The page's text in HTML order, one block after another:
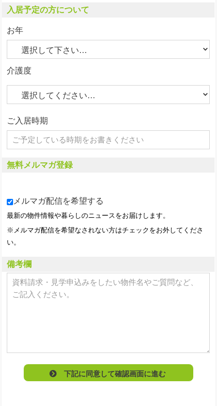
入居予定の方について
お年
介護度
ご入居時期
無料メルマガ登録
メルマガ配信を希望する
最新の物件情報や暮らしのニュースをお届けします。
※メルマガ配信を希望なされない方はチェックをお外してくださ
い。
備考欄
下記に同意して確認画面に進む